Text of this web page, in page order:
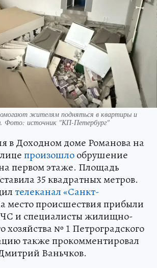
жителям подняться в квартиры и
Фото: источник "КП-Петербург"
в Доходном доме Романова на
произошлообрушение
первом этаже. Площадь
35 квадратных метров.
телеканал «Санкт-
место происшествия прибыли
и специалисты жилищно-
хозяйства № 1 Петроградского
также прокомментировал
Ваньчков.